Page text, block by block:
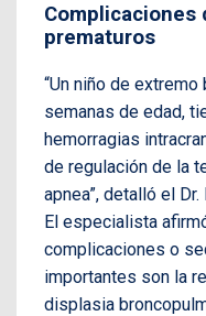
Complicaciones
prematuros
“Un niño de
semanas de edad,
hemorragias
de regulación de la
apnea”, detalló el
El especialista
complicaciones o
importantes son la
displasia